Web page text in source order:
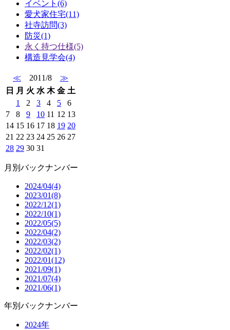
イベント(6)
愛犬家住宅(11)
社寺訪問(3)
防災(1)
永く持つ仕様(5)
構造見学会(4)
≪ 2011/8 ≫
日
月 火 水 木 金 土
1
2 3 4 5
6
7
8 9 10 11 12 13
14 15 16 17 18 19 20
21 22 23 24 25 26 27
28 29 30 31
月別バックナンバー
2024/04(4)
2023/01(8)
2022/12(1)
2022/10(1)
2022/05(5)
2022/04(2)
2022/03(2)
2022/02(1)
2022/01(12)
2021/09(1)
2021/07(4)
2021/06(1)
年別バックナンバー
2024年